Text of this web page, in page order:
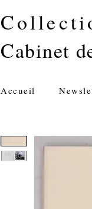
Cabinet
Accueil